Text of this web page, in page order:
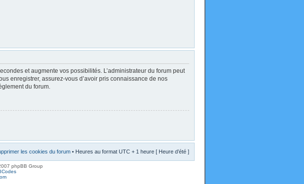
et augmente vos possibilités. L’administrateur du forum peut
enregistrer, assurez-vous d’avoir pris connaissance de nos
du forum.
les cookies du forum • Heures au format UTC + 1 heure [ Heure d’été ]
phpBB Group